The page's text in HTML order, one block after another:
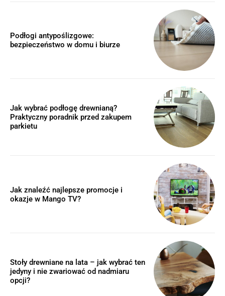
Podłogi antypoślizgowe:
bezpieczeństwo w domu i biurze
Jak wybrać podłogę drewnianą?
Praktyczny poradnik przed zakupem
parkietu
Jak znaleźć najlepsze promocje i
okazje w Mango TV?
Stoły drewniane na lata – jak wybrać ten
jedyny i nie zwariować od nadmiaru
opcji?